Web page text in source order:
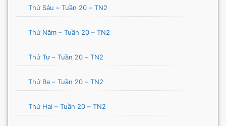
Thứ Sáu – Tuần 20 – TN2
Thứ Năm – Tuần 20 – TN2
Thứ Tư – Tuần 20 – TN2
Thứ Ba – Tuần 20 – TN2
Thứ Hai – Tuần 20 – TN2